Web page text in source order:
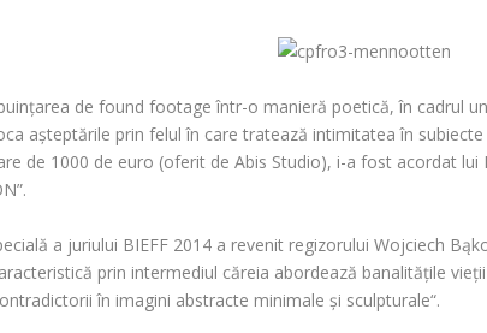
defound footage într-o manieră poetică, în cadrul
așteptările prin felul în care tratează intimitatea în subiecte
de 1000 de euro (oferit deAbis Studio), i-a fost acordat lui
.
a juriului BIEFF 2014 a revenit regizoruluiWojciech
prin intermediul căreia abordează banalitățile
în imagini abstracte minimale și sculpturale“.